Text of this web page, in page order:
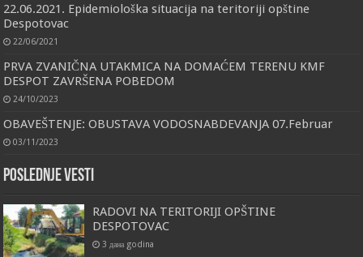
22.06.2021. Epidemiološka situacija na teritoriji opštine
Despotovac
22/06/2021
PRVA ZVANIČNA UTAKMICA NA DOMAĆEM TERENU KMF
DESPOT ZAVRŠENA POBEDOM
24/10/2023
OBAVEŠTENJE: OBUSTAVA VODOSNABDEVANJA 07.Februar
03/11/2023
Poslednje vesti
RADOVI NA TERITORIJI OPŠTINE
DESPOTOVAC
3 дана godina